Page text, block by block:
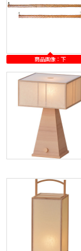
商品画像：下